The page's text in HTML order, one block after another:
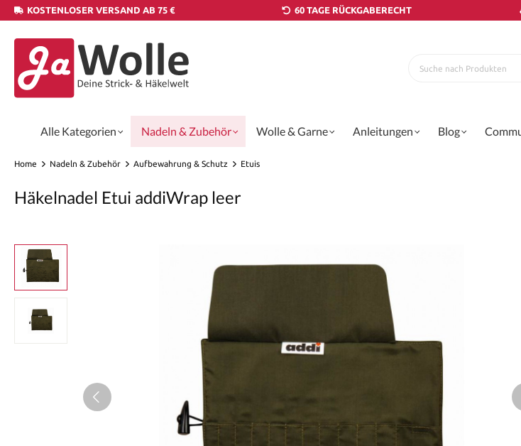
KOSTENLOSER VERSAND AB 75 € 60 TAGE RÜCKGABERECHT
Alle Kategorien Nadeln & Zubehör Wolle & Garne Anleitungen Blog
Home Nadeln & Zubehör Aufbewahrung & Schutz Etuis
Häkelnadel Etui addiWrap leer